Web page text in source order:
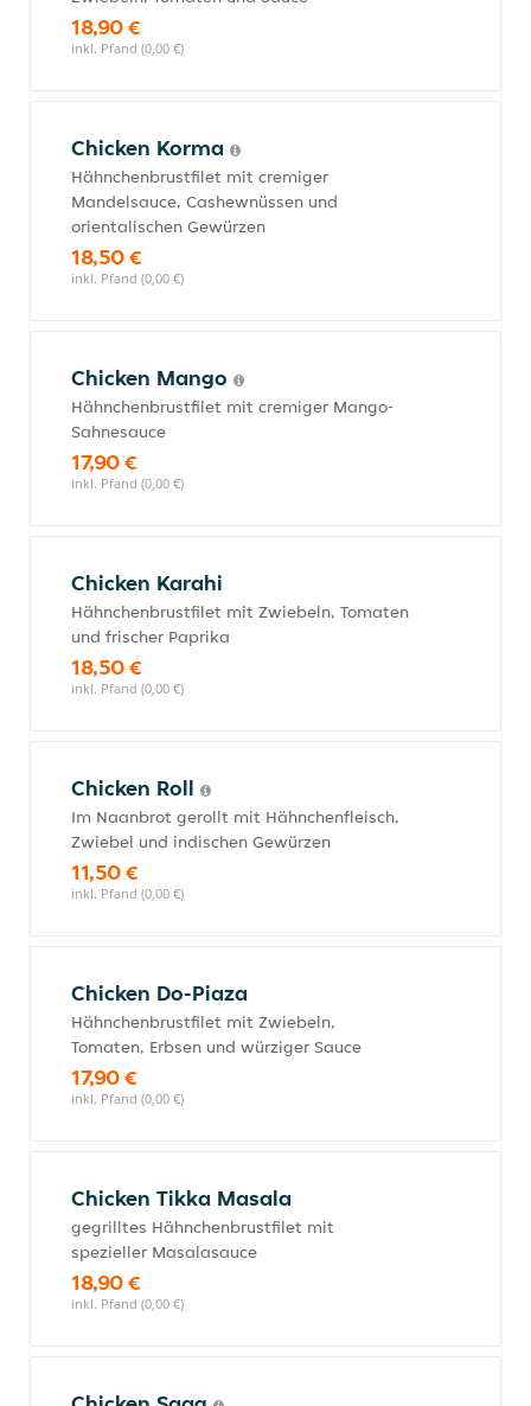
18,90 €
inkl. Pfand (0,00 €)
Chicken Korma
Hähnchenbrustfilet mit cremiger
Mandelsauce, Cashewnüssen und
orientalischen Gewürzen
18,50 €
inkl. Pfand (0,00 €)
Chicken Mango
Hähnchenbrustfilet mit cremiger Mango-
Sahnesauce
17,90 €
inkl. Pfand (0,00 €)
Chicken Karahi
Hähnchenbrustfilet mit Zwiebeln, Tomaten
und frischer Paprika
18,50 €
inkl. Pfand (0,00 €)
Chicken Roll
Im Naanbrot gerollt mit Hähnchenfleisch,
Zwiebel und indischen Gewürzen
11,50 €
inkl. Pfand (0,00 €)
Chicken Do-Piaza
Hähnchenbrustfilet mit Zwiebeln,
Tomaten, Erbsen und würziger Sauce
17,90 €
inkl. Pfand (0,00 €)
Chicken Tikka Masala
gegrilltes Hähnchenbrustfilet mit
spezieller Masalasauce
18,90 €
inkl. Pfand (0,00 €)